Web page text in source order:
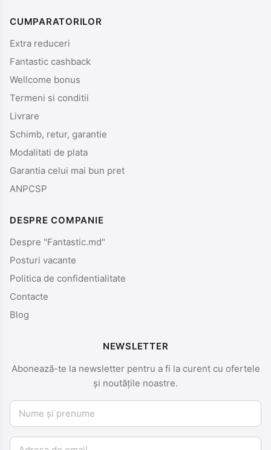
CUMPARATORILOR
Extra reduceri
Fantastic cashback
Wellcome bonus
Termeni si conditii
Livrare
Schimb, retur, garantie
Modalitati de plata
Garantia celui mai bun pret
ANPCSP
DESPRE COMPANIE
Despre "Fantastic.md"
Posturi vacante
Politica de confidentialitate
Contacte
Blog
NEWSLETTER
Abonează-te la newsletter pentru a fi la curent cu ofertele
și noutățile noastre.
Nume și prenume
Email